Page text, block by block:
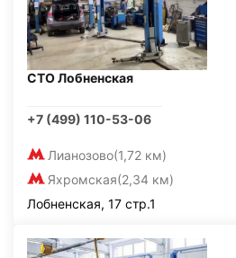
СТО Лобненская
+7 (499) 110-53-06
Лианозово(1,72 км)
Яхромская(2,34 км)
Лобненская, 17 стр.1